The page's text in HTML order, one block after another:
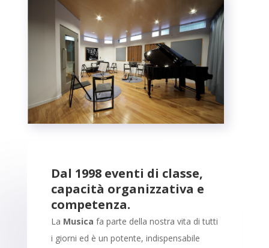
Dal 1998 eventi di classe,
capacità organizzativa e
competenza.
La Musica fa parte della nostra vita di tutti
i giorni ed è un potente, indispensabile